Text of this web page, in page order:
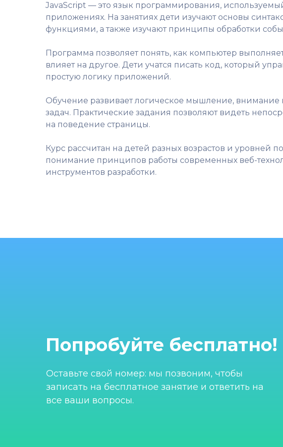
JavaScript — это язык программирования,
приложениях. На занятиях дети изучают основы
функциями, а также изучают принципы обработки
Программа позволяет понять, как компьютер
влияет на другое. Дети учатся писать код, который
простую логику приложений.
Обучение развивает логическое мышление, внимание
задач. Практические задания позволяют видеть
на поведение страницы.
Курс рассчитан на детей разных возрастов и
понимание принципов работы современных веб-
инструментов разработки.
Попробуйте бесплатно!
Оставьте свой номер: мы позвоним, чтобы
записать на бесплатное занятие и ответить на
все ваши вопросы.